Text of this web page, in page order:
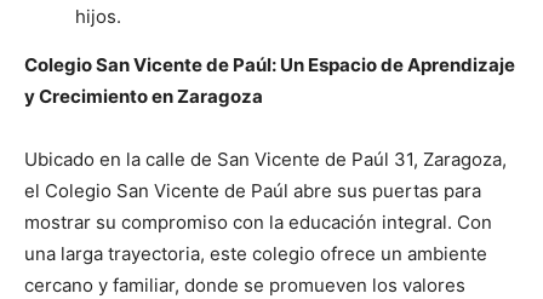
hijos.
Colegio San Vicente de Paúl: Un Espacio de Aprendizaje
y Crecimiento en Zaragoza
Ubicado en la calle de San Vicente de Paúl 31, Zaragoza,
el Colegio San Vicente de Paúl abre sus puertas para
mostrar su compromiso con la educación integral. Con
una larga trayectoria, este colegio ofrece un ambiente
cercano y familiar, donde se promueven los valores